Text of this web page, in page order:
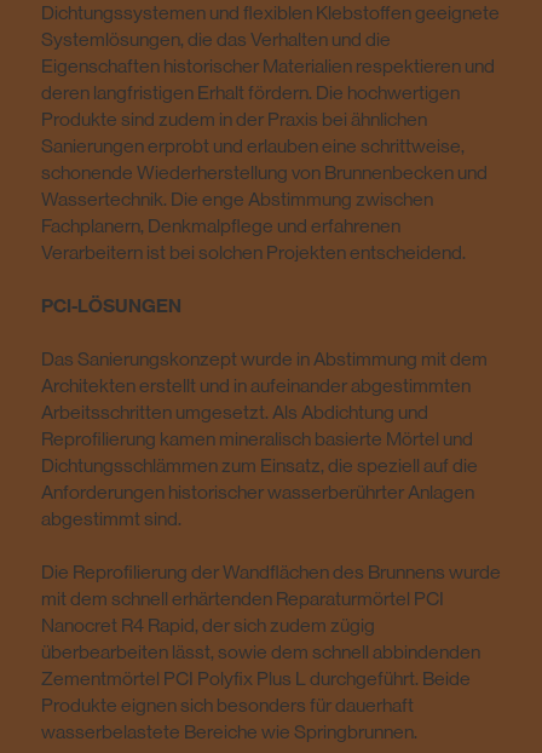
Dichtungssystemen und flexiblen Klebstoffen geeignete
Systemlösungen, die das Verhalten und die
Eigenschaften historischer Materialien respektieren und
deren langfristigen Erhalt fördern. Die hochwertigen
Produkte sind zudem in der Praxis bei ähnlichen
Sanierungen erprobt und erlauben eine schrittweise,
schonende Wiederherstellung von Brunnenbecken und
Wassertechnik. Die enge Abstimmung zwischen
Fachplanern, Denkmalpflege und erfahrenen
Verarbeitern ist bei solchen Projekten entscheidend.
PCI-LÖSUNGEN
Das Sanierungskonzept wurde in Abstimmung mit dem
Architekten erstellt und in aufeinander abgestimmten
Arbeitsschritten umgesetzt. Als Abdichtung und
Reprofilierung kamen mineralisch basierte Mörtel und
Dichtungsschlämmen zum Einsatz, die speziell auf die
Anforderungen historischer wasserberührter Anlagen
abgestimmt sind.
Die Reprofilierung der Wandflächen des Brunnens wurde
mit dem schnell erhärtenden Reparaturmörtel PCI
Nanocret R4 Rapid, der sich zudem zügig
überbearbeiten lässt, sowie dem schnell abbindenden
Zementmörtel PCI Polyfix Plus L durchgeführt. Beide
Produkte eignen sich besonders für dauerhaft
wasserbelastete Bereiche wie Springbrunnen.